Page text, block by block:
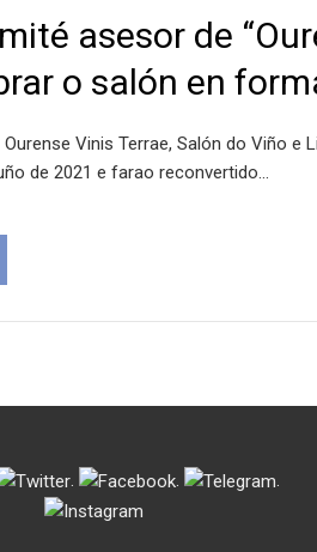
asesor de
o salón en
Ourense Vinis Terrae, Salón do Viño e
de 2021 e farao reconvertido…
. . .